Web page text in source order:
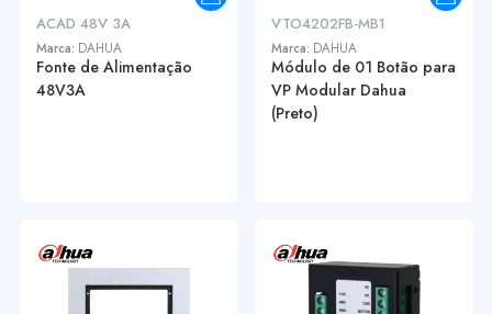
ACAD 48V 3A
Marca: DAHUA
Fonte de Alimentação
48V3A
VTO4202FB-MB1
Marca: DAHUA
Módulo de 01 Botão para
VP Modular Dahua
(Preto)